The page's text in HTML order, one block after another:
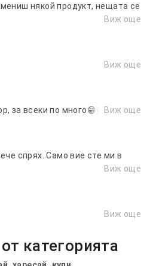
някой продукт, нещата се
Виж още
Виж още
за всеки по много😁😁😁Виж още
спрях. Само вие сте ми в
Виж още
Виж още
категорията